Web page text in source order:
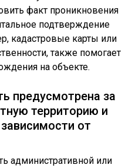
факт проникновения
подтверждение
кадастровые карты или
также помогает
на объекте.
предусмотрена за
территорию и
от
административной или